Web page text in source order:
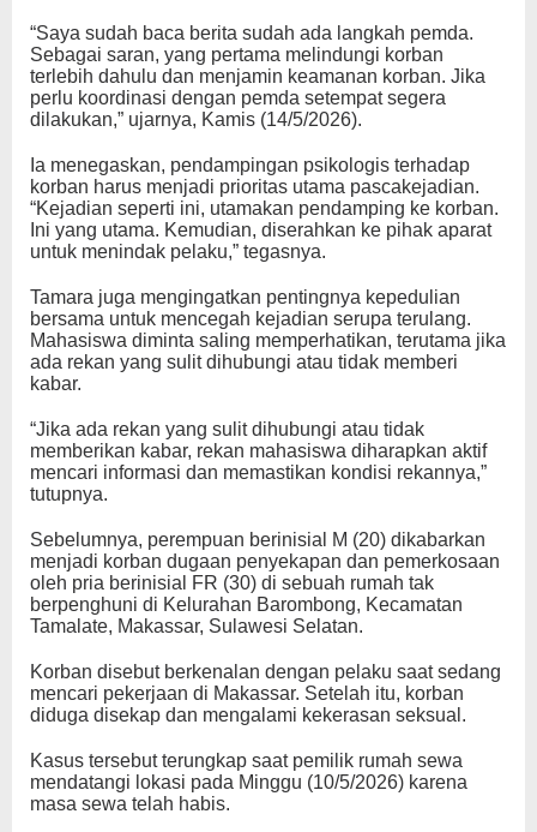
“Saya sudah baca berita sudah ada langkah pemda.
Sebagai saran, yang pertama melindungi korban
terlebih dahulu dan menjamin keamanan korban. Jika
perlu koordinasi dengan pemda setempat segera
dilakukan,” ujarnya, Kamis (14/5/2026).
Ia menegaskan, pendampingan psikologis terhadap
korban harus menjadi prioritas utama pascakejadian.
“Kejadian seperti ini, utamakan pendamping ke korban.
Ini yang utama. Kemudian, diserahkan ke pihak aparat
untuk menindak pelaku,” tegasnya.
Tamara juga mengingatkan pentingnya kepedulian
bersama untuk mencegah kejadian serupa terulang.
Mahasiswa diminta saling memperhatikan, terutama jika
ada rekan yang sulit dihubungi atau tidak memberi
kabar.
“Jika ada rekan yang sulit dihubungi atau tidak
memberikan kabar, rekan mahasiswa diharapkan aktif
mencari informasi dan memastikan kondisi rekannya,”
tutupnya.
Sebelumnya, perempuan berinisial M (20) dikabarkan
menjadi korban dugaan penyekapan dan pemerkosaan
oleh pria berinisial FR (30) di sebuah rumah tak
berpenghuni di Kelurahan Barombong, Kecamatan
Tamalate, Makassar, Sulawesi Selatan.
Korban disebut berkenalan dengan pelaku saat sedang
mencari pekerjaan di Makassar. Setelah itu, korban
diduga disekap dan mengalami kekerasan seksual.
Kasus tersebut terungkap saat pemilik rumah sewa
mendatangi lokasi pada Minggu (10/5/2026) karena
masa sewa telah habis.